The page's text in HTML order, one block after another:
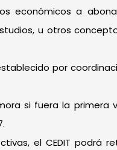
económicos a
u otros
por
si fuera la primera
el CEDIT podrá